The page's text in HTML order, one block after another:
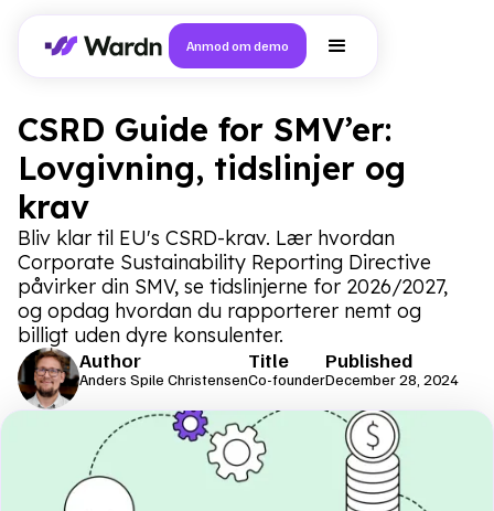
Anmod om demo
CSRD Guide for SMV’er:
Lovgivning, tidslinjer og
krav
Bliv klar til EU's CSRD-krav. Lær hvordan
Corporate Sustainability Reporting Directive
påvirker din SMV, se tidslinjerne for 2026/2027,
og opdag hvordan du rapporterer nemt og
billigt uden dyre konsulenter.
Author
Anders Spile Christensen
Title
Co-founder
Published
December 28, 2024